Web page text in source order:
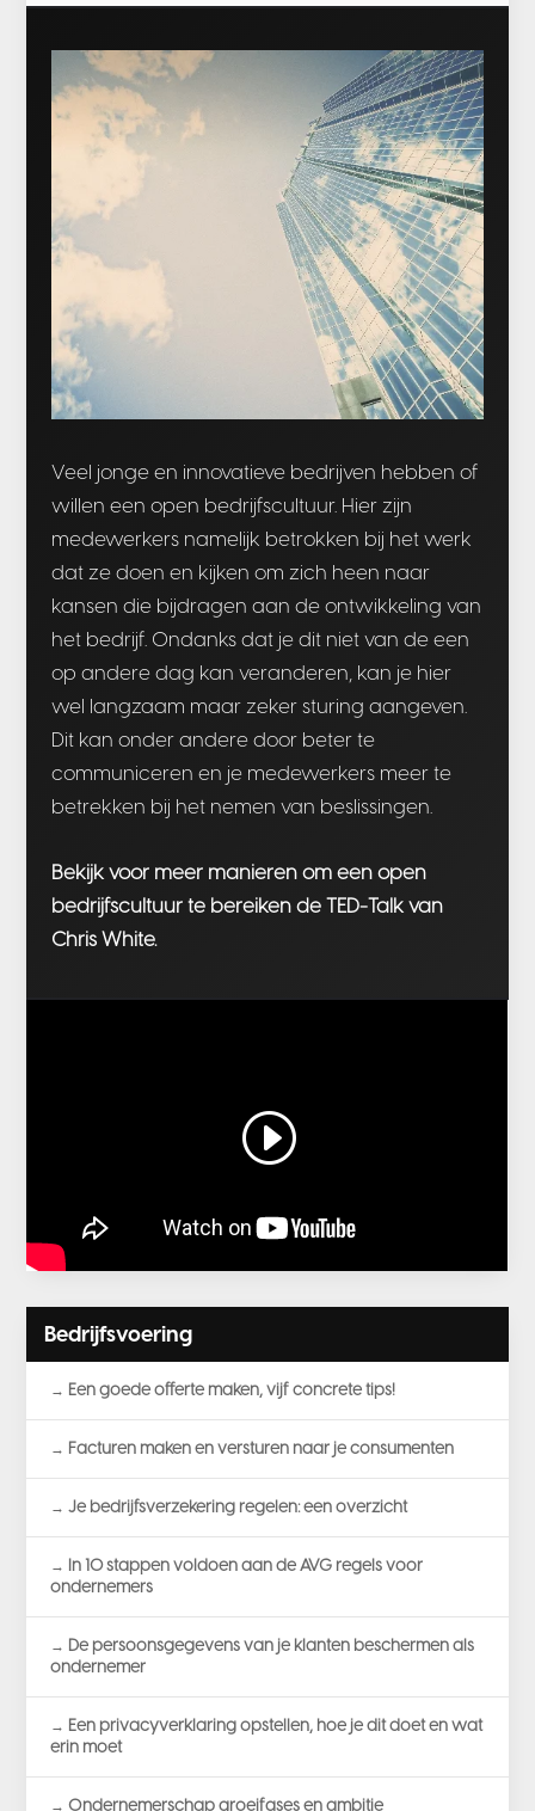
Veel jonge en innovatieve bedrijven hebben of
willen een open bedrijfscultuur. Hier zijn
medewerkers namelijk betrokken bij het werk
dat ze doen en kijken om zich heen naar
kansen die bijdragen aan de ontwikkeling van
het bedrijf. Ondanks dat je dit niet van de een
op andere dag kan veranderen, kan je hier
wel langzaam maar zeker sturing aangeven.
Dit kan onder andere door beter te
communiceren en je medewerkers meer te
betrekken bij het nemen van beslissingen.
Bekijk voor meer manieren om een open
bedrijfscultuur te bereiken de TED-Talk van
Chris White.
Bedrijfsvoering
Een goede offerte maken, vijf concrete tips!
Facturen maken en versturen naar je consumenten
Je bedrijfsverzekering regelen: een overzicht
In 10 stappen voldoen aan de AVG regels voor
ondernemers
De persoonsgegevens van je klanten beschermen als
ondernemer
Een privacyverklaring opstellen, hoe je dit doet en wat
erin moet
Ondernemerschap groeifases en ambitie